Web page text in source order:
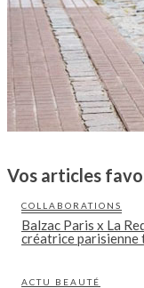
Vos articles
COLLABORATIONS
Balzac Paris x La
créatrice parisienne
ACTU BEAUTÉ